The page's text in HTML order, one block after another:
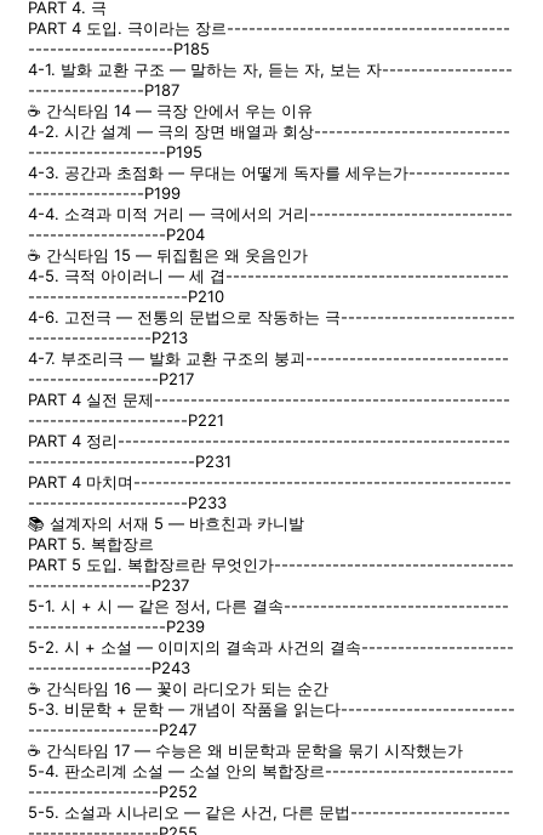
PART 4. 극
PART 4 도입. 극이라는 장르---------------------------------------
--------------------P185
4-1. 발화 교환 구조 — 말하는 자, 듣는 자, 보는 자------------------
----------------P187
☕ 간식타임 14 — 극장 안에서 우는 이유
4-2. 시간 설계 — 극의 장면 배열과 회상---------------------------
-------------------P195
4-3. 공간과 초점화 — 무대는 어떻게 독자를 세우는가--------------
----------------P199
4-4. 소격과 미적 거리 — 극에서의 거리----------------------------
-------------------P204
☕ 간식타임 15 — 뒤집힘은 왜 웃음인가
4-5. 극적 아이러니 — 세 겹---------------------------------------
----------------------P210
4-6. 고전극 — 전통의 문법으로 작동하는 극------------------------
-----------------P213
4-7. 부조리극 — 발화 교환 구조의 붕괴----------------------------
------------------P217
PART 4 실전 문제-------------------------------------------------
----------------------P221
PART 4 정리------------------------------------------------------
-----------------------P231
PART 4 마치며----------------------------------------------------
----------------------P233
📚 설계자의 서재 5 — 바흐친과 카니발
PART 5. 복합장르
PART 5 도입. 복합장르란 무엇인가---------------------------------
-----------------P237
5-1. 시 + 시 — 같은 정서, 다른 결속-------------------------------
-------------------P239
5-2. 시 + 소설 — 이미지의 결속과 사건의 결속---------------------
-----------------P243
☕ 간식타임 16 — 꽃이 라디오가 되는 순간
5-3. 비문학 + 문학 — 개념이 작품을 읽는다------------------------
------------------P247
☕ 간식타임 17 — 수능은 왜 비문학과 문학을 묶기 시작했는가
5-4. 판소리계 소설 — 소설 안의 복합장르--------------------------
------------------P252
5-5. 소설과 시나리오 — 같은 사건, 다른 문법----------------------